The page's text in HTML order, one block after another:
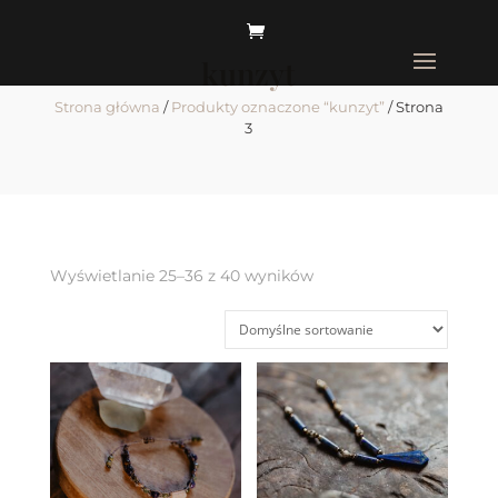
Strona główna /Produkty oznaczone “kunzyt” / Strona
3
Wyświetlanie 25–36 z 40 wyników